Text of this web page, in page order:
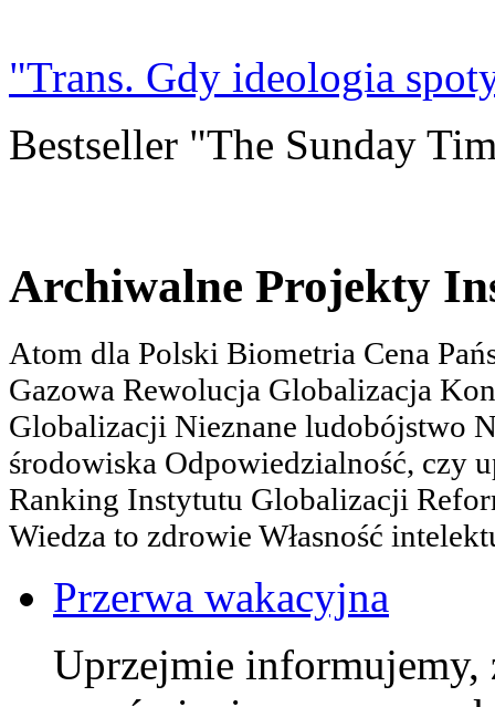
"Trans. Gdy ideologia
Bestseller "The Sunday
Archiwalne Projekty
Atom dla Polski Biometria Cena
Gazowa Rewolucja Globalizacja
Globalizacji Nieznane ludobójstwo
środowiska Odpowiedzialność, czy
Ranking Instytutu Globalizacji
Wiedza to zdrowie Własność
Przerwa wakacyjna
Uprzejmie informujemy,